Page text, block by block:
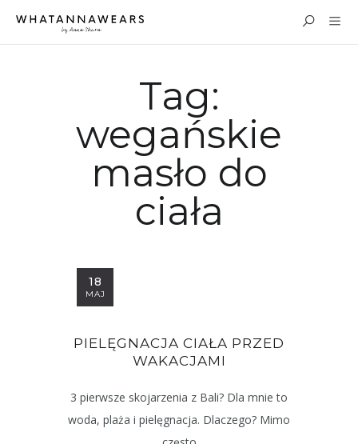
Tag:
wegańskie
masło do
ciała
18
MAJ
PIELĘGNACJA CIAŁA PRZED
WAKACJAMI
3 pierwsze skojarzenia z Bali? Dla mnie to
woda, plaża i pielęgnacja. Dlaczego? Mimo